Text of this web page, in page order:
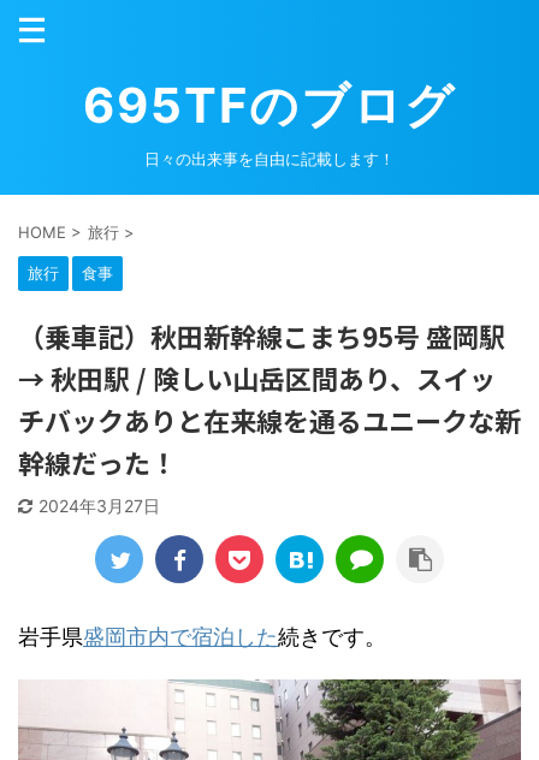
695TFのブログ
日々の出来事を自由に記載します！
HOME > 旅行 >
旅行 食事
（乗車記）秋田新幹線こまち95号 盛岡駅
→ 秋田駅 / 険しい山岳区間あり、スイッ
チバックありと在来線を通るユニークな新
幹線だった！
2024年3月27日
岩手県盛岡市内で宿泊した続きです。